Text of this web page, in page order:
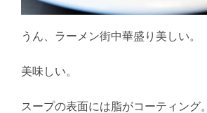
うん、ラーメン街中華盛り美しい。
美味しい。
スープの表面には脂がコーティング。